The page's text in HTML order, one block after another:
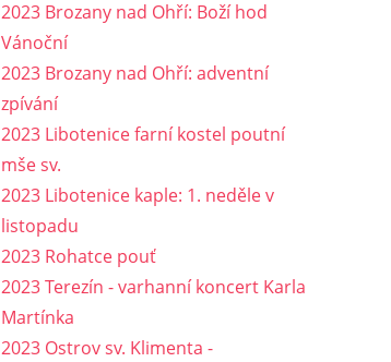
2023 Brozany nad Ohří: Boží hod
Vánoční
2023 Brozany nad Ohří: adventní
zpívání
2023 Libotenice farní kostel poutní
mše sv.
2023 Libotenice kaple: 1. neděle v
listopadu
2023 Rohatce pouť
2023 Terezín - varhanní koncert Karla
Martínka
2023 Ostrov sv. Klimenta -